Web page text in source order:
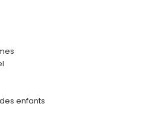
enfants